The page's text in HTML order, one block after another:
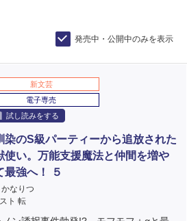
発売中・公開中のみを表示
新文芸
電子専売
試し読みをする
染のS級パーティーから追放された
使い。万能支援魔法と仲間を増や
最強へ！ ５
なりつ
ト 転